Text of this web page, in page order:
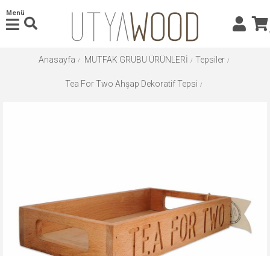
Menü
Anasayfa MUTFAK GRUBU ÜRÜNLERİ Tepsiler
Tea For Two Ahşap Dekoratif Tepsi